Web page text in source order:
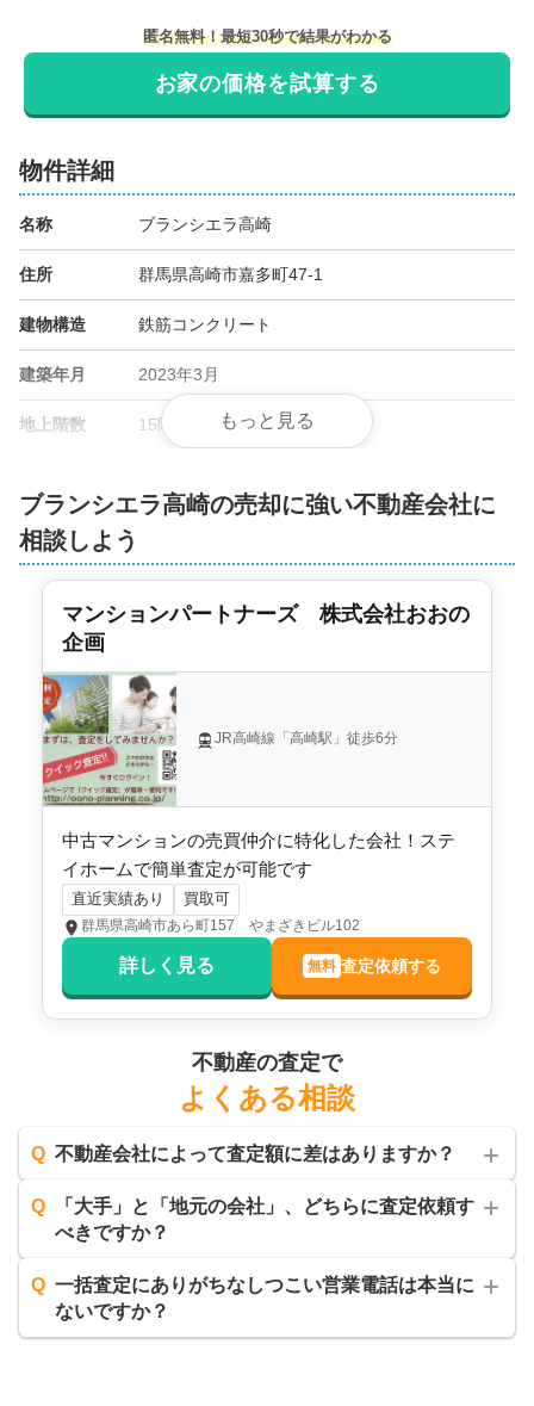
匿名無料！最短30秒で結果がわかる
お家の価格を試算する
物件詳細
名称 ブランシエラ高崎
住所 群馬県高崎市嘉多町47-1
建物構造 鉄筋コンクリート
建築年月 2023年3月
地上階数 15階
管理会社
用途地域 商業地域
施工会社 長谷工コーポレーション
もっと見る
ブランシエラ高崎の売却に強い不動産会社に
相談しよう
マンションパートナーズ 株式会社おおの
企画
JR高崎線「高崎駅」徒歩6分
中古マンションの売買仲介に特化した会社！ステ
イホームで簡単査定が可能です
直近実績あり 買取可
群馬県高崎市あら町157 やまざきビル102
詳しく見る 無料 査定依頼する
不動産の査定で
よくある相談
Q 不動産会社によって査定額に差はありますか？
Q
「大手」と「地元の会社」、どちらに査定依頼す
べきですか？
Q 一括査定にありがちなしつこい営業電話は本当に
ないですか？